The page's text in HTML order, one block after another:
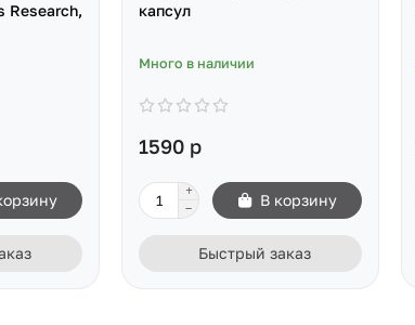
Research,
капсул
Много в наличии
1590 р
В корзину
Быстрый заказ